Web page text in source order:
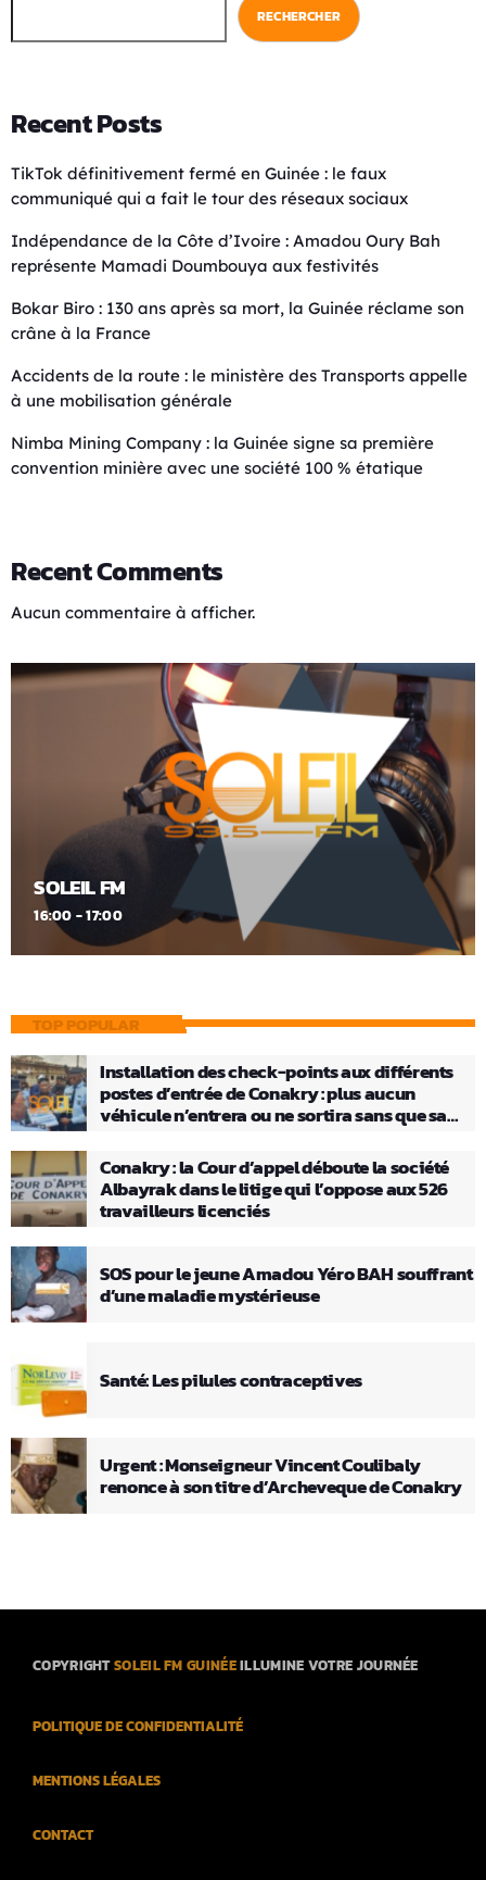
RECHERCHER
Recent Posts
TikTok définitivement fermé en Guinée : le faux
communiqué qui a fait le tour des réseaux sociaux
Indépendance de la Côte d’Ivoire : Amadou Oury Bah
représente Mamadi Doumbouya aux festivités
Bokar Biro : 130 ans après sa mort, la Guinée réclame son
crâne à la France
Accidents de la route : le ministère des Transports appelle
à une mobilisation générale
Nimba Mining Company : la Guinée signe sa première
convention minière avec une société 100 % étatique
Recent Comments
Aucun commentaire à afficher.
SOLEIL FM
16:00 - 17:00
TOP POPULAR
Installation des check-points aux différents
postes d’entrée de Conakry : plus aucun
véhicule n’entrera ou ne sortira sans que sa
Conakry : la Cour d’appel déboute la société
Albayrak dans le litige qui l’oppose aux 526
travailleurs licenciés
SOS pour le jeune Amadou Yéro BAH souffrant
d’une maladie mystérieuse
Santé: Les pilules contraceptives
Urgent : Monseigneur Vincent Coulibaly
renonce à son titre d’Archeveque de Conakry
COPYRIGHTSOLEIL FM GUINÉEILLUMINE VOTRE JOURNÉE
POLITIQUE DE CONFIDENTIALITÉ
MENTIONS LÉGALES
CONTACT